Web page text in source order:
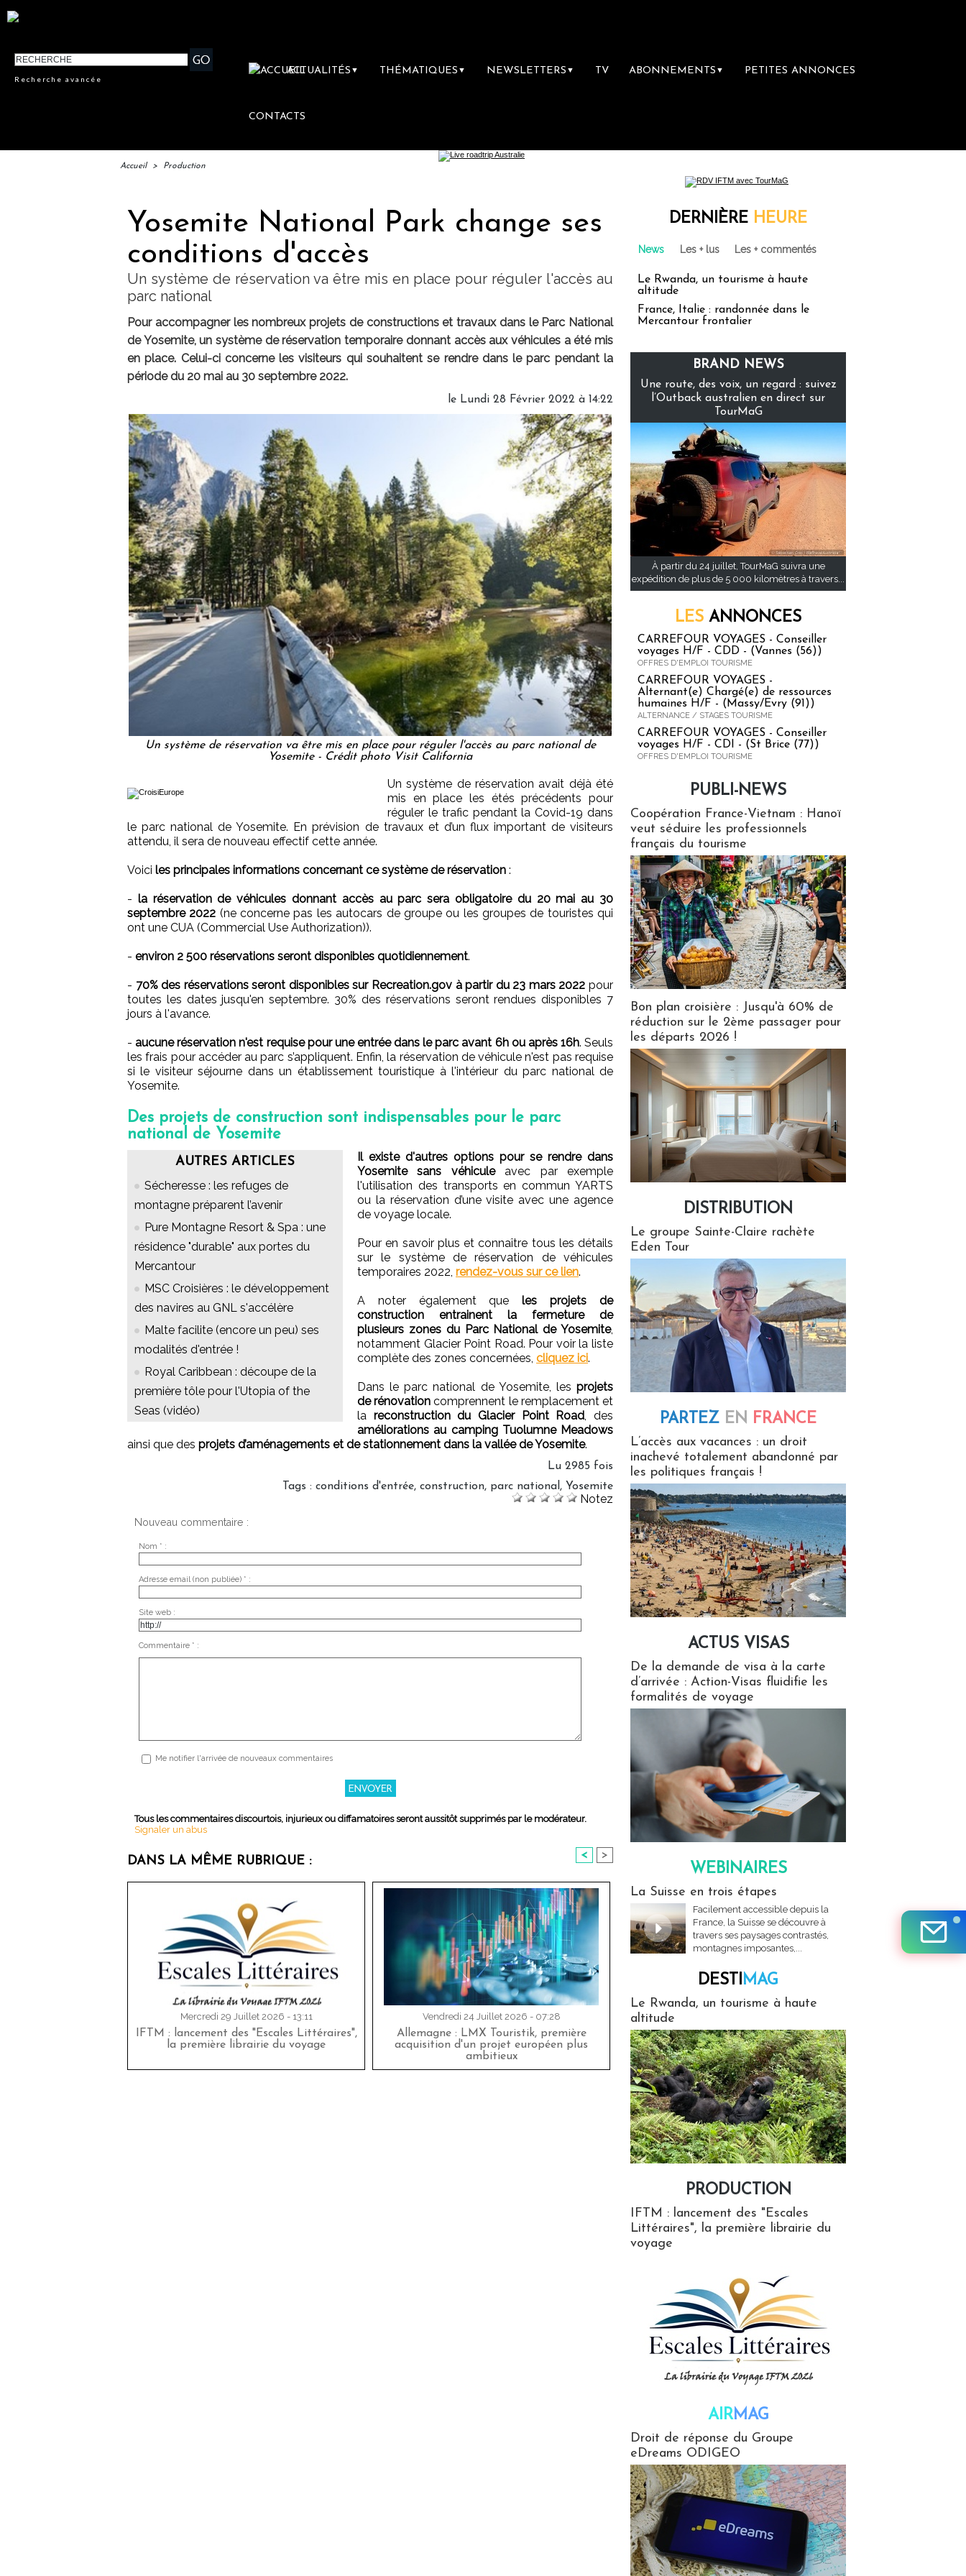
Recherche avancée
ACTUALITÉS ▼ THÉMATIQUES ▼ NEWSLETTERS ▼ TV ABONNEMENTS ▼ PETITES ANNONCES
CONTACTS
Accueil > Production
Yosemite National Park change ses
conditions d'accès
Un système de réservation va être mis en place pour réguler l'accès au
parc national
Pour accompagner les nombreux projets de constructions et travaux dans le Parc National
de Yosemite, un système de réservation temporaire donnant accès aux véhicules a été mis
en place. Celui-ci concerne les visiteurs qui souhaitent se rendre dans le parc pendant la
période du 20 mai au 30 septembre 2022.
le Lundi 28 Février 2022 à 14:22
Un système de réservation va être mis en place pour réguler l'accès au parc national de
Yosemite - Crédit photo Visit California
Un système de réservation avait déjà été
mis en place les étés précédents pour
réguler le trafic pendant la Covid-19 dans
le parc national de Yosemite. En prévision de travaux et d’un flux important de visiteurs
attendu, il sera de nouveau effectif cette année.
Voici les principales informations concernant ce système de réservation :
- la réservation de véhicules donnant accès au parc sera obligatoire du 20 mai au 30
septembre 2022 (ne concerne pas les autocars de groupe ou les groupes de touristes qui
ont une CUA (Commercial Use Authorization)).
- environ 2 500 réservations seront disponibles quotidiennement.
- 70% des réservations seront disponibles sur Recreation.gov à partir du 23 mars 2022 pour
toutes les dates jusqu'en septembre. 30% des réservations seront rendues disponibles 7
jours à l'avance.
-aucune réservation n'est requise pour une entrée dans le parc avant 6h ou après 16h. Seuls
les frais pour accéder au parc s’appliquent. Enfin, la réservation de véhicule n'est pas requise
si le visiteur séjourne dans un établissement touristique à l'intérieur du parc national de
Yosemite.
Des projets de construction sont indispensables pour le parc
national de Yosemite
AUTRES ARTICLES
Sécheresse : les refuges de
montagne préparent l’avenir
Pure Montagne Resort & Spa : une
résidence "durable" aux portes du
Mercantour
MSC Croisières : le développement
des navires au GNL s'accélère
Malte facilite (encore un peu) ses
modalités d'entrée !
Royal Caribbean : découpe de la
première tôle pour l'Utopia of the
Seas (vidéo)
Il existe d'autres options pour se rendre dans
Yosemite sans véhiculeavec par exemple
l'utilisation des transports en commun YARTS
ou la réservation d’une visite avec une agence
de voyage locale.
Pour en savoir plus et connaître tous les détails
sur le système de réservation de véhicules
temporaires 2022, rendez-vous sur ce lien.
A noter également queles projets de
construction entrainent la fermeture de
plusieurs zones du Parc National de Yosemite,
notamment Glacier Point Road. Pour voir la liste
complète des zones concernées, cliquez ici.
Dans le parc national de Yosemite, les projets
de rénovation comprennent le remplacement et
la reconstruction du Glacier Point Road, des
améliorations au camping Tuolumne Meadows
ainsi que des projets d’aménagements et de stationnement dans la vallée de Yosemite.
Lu 2985 fois
Tags : conditions d'entrée, construction, parc national , Yosemite
Notez
Nouveau commentaire :
Nom * :
Adresse email (non publiée) * :
Site web :
Commentaire * :
Me notifier l'arrivée de nouveaux commentaires
Tous les commentaires discourtois, injurieux ou diffamatoires seront aussitôt supprimés par le modérateur.
Signaler un abus
DANS LA MÊME RUBRIQUE : < >
Mercredi 29 Juillet 2026 - 13:11
IFTM : lancement des "Escales Littéraires",
la première librairie du voyage
Vendredi 24 Juillet 2026 - 07:28
Allemagne : LMX Touristik, première
acquisition d'un projet européen plus
ambitieux
DERNIÈRE HEURE
News Les + lus Les + commentés
Le Rwanda, un tourisme à haute
altitude
France, Italie : randonnée dans le
Mercantour frontalier
BRAND NEWS
Une route, des voix, un regard : suivez
l’Outback australien en direct sur
TourMaG
À partir du 24 juillet, TourMaG suivra une
expédition de plus de 5 000 kilomètres à travers...
LES ANNONCES
CARREFOUR VOYAGES - Conseiller
voyages H/F - CDD - (Vannes (56))
OFFRES D'EMPLOI TOURISME
CARREFOUR VOYAGES -
Alternant(e) Chargé(e) de ressources
humaines H/F - (Massy/Evry (91))
ALTERNANCE / STAGES TOURISME
CARREFOUR VOYAGES - Conseiller
voyages H/F - CDI - (St Brice (77))
OFFRES D'EMPLOI TOURISME
PUBLI-NEWS
Coopération France-Vietnam : Hanoï
veut séduire les professionnels
français du tourisme
Bon plan croisière : Jusqu'à 60% de
réduction sur le 2ème passager pour
les départs 2026 !
DISTRIBUTION
Le groupe Sainte-Claire rachète
Eden Tour
PARTEZ EN FRANCE
L’accès aux vacances : un droit
inachevé totalement abandonné par
les politiques français !
ACTUS VISAS
De la demande de visa à la carte
d’arrivée : Action-Visas fluidifie les
formalités de voyage
WEBINAIRES
La Suisse en trois étapes
Facilement accessible depuis la
France, la Suisse se découvre à
travers ses paysages contrastés,
montagnes imposantes,...
DESTIMAG
Le Rwanda, un tourisme à haute
altitude
PRODUCTION
IFTM : lancement des "Escales
Littéraires", la première librairie du
voyage
AIRMAG
Droit de réponse du Groupe
eDreams ODIGEO